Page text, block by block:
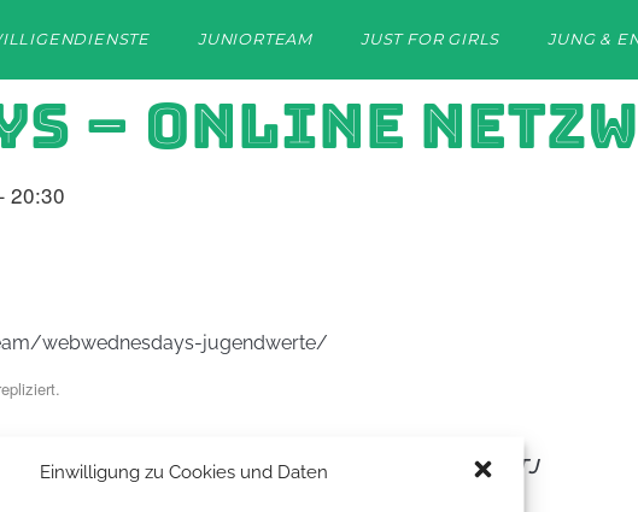
Einwilligung zu Cookies und Daten
JUNIORTEAM JUST FOR GIRLS JUNG &
– ONLINE
20:30
webwednesdays-jugendwerte/
EINE ORGANISATION VON: DTTJ